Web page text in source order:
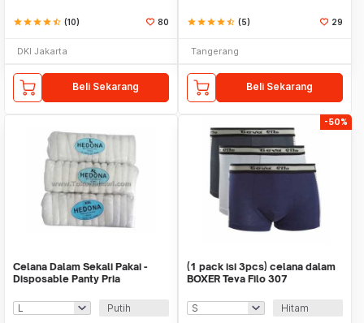
starstarstarstarstar_half (10) 80
DKI Jakarta
Beli Sekarang
starstarstarstarstar_half (5) 29
Tangerang
Beli Sekarang
Celana Dalam Sekali Pakai -
Disposable Panty Pria
Putih
-50%
(1 pack isi 3pcs) celana dalam
BOXER Teva Filo 307
Hitam